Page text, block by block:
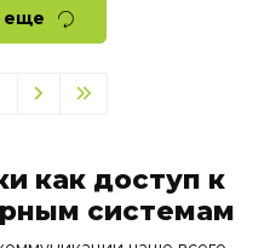
еще
как доступ к
системам